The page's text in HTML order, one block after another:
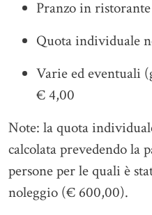
Pranzo in
Quota individuale
Varie ed eventuali
€ 4,00
Note: la quota
calcolata prevedendo la
persone per le quali è
noleggio (€ 600,00).